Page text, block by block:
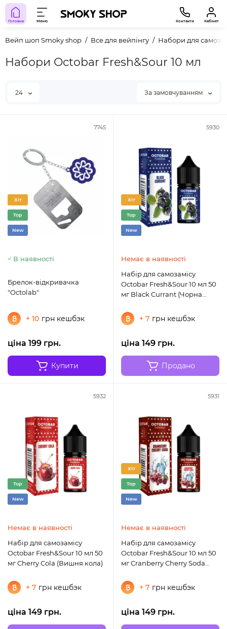
Головна Меню Контакти Кабінет
Вейп шоп Smoky shop Все для вейпінгу Набори для
Набори Octobar Fresh&Sour 10 мл
24 За замовчуванням
7745
Хіт
Top
New
В наявності
Брелок-відкривачка
"Octolab"
+ 10 грн кешбэк
ціна 199 грн.
Купити
5930
Хіт
Top
New
Немає в наявності
Набір для самозамісу
Octobar Fresh&Sour 10 мл 50
мг Black Currant (Чорна
+ 7 грн кешбэк
ціна 149 грн.
Продано
5932
Top
New
Немає в наявності
Набір для самозамісу
Octobar Fresh&Sour 10 мл 50
мг Cherry Cola (Вишня кола)
+ 7 грн кешбэк
ціна 149 грн.
5931
Хіт
Top
New
Немає в наявності
Набір для самозамісу
Octobar Fresh&Sour 10 мл 50
мг Cranberry Cherry Soda
+ 7 грн кешбэк
ціна 149 грн.